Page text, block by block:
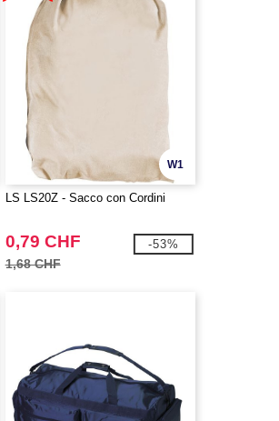
W1
LS LS20Z - Sacco con Cordini
0,79 CHF
1,68 CHF
-53%